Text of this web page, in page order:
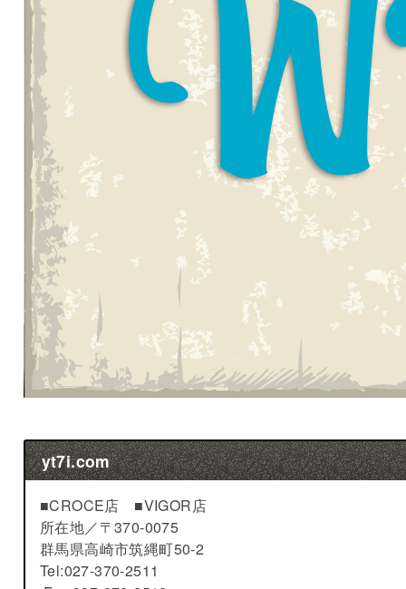
yt7i.com
■CROCE店 ■VIGOR店
所在地／〒370-0075
群馬県高崎市筑縄町50-2
Tel:027-370-2511